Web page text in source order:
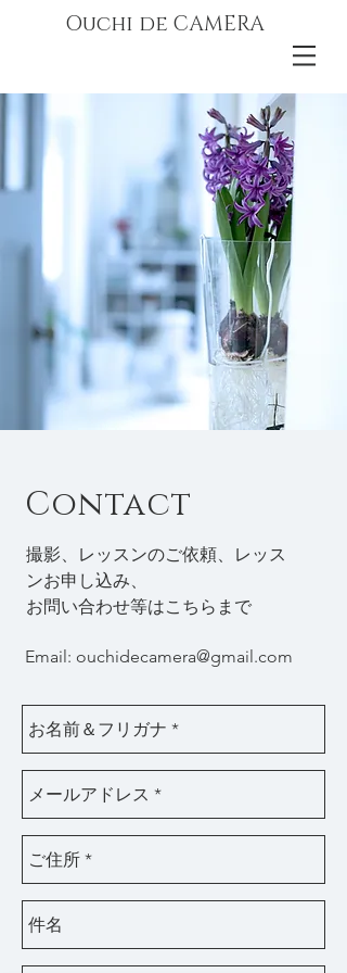
Ouchi de CAMERA
Contact
撮影、レッスンのご依頼、レッス
ンお申し込み、
お問い合わせ等はこちらまで
Email: ouchidecamera@gmail.com